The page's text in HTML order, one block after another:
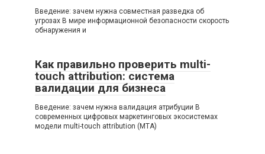
Введение: зачем нужна совместная разведка об
угрозах В мире информационной безопасности скорость
обнаружения и
Как правильно проверить multi-
touch attribution: система
валидации для бизнеса
Введение: зачем нужна валидация атрибуции В
современных цифровых маркетинговых экосистемах
модели multi-touch attribution (MTA)